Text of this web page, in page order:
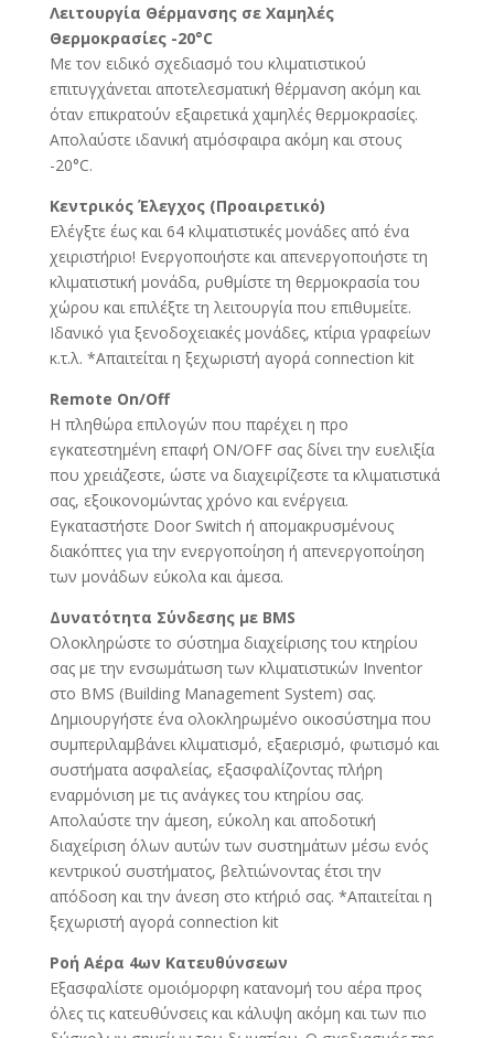
Λειτουργία Θέρμανσης σε Χαμηλές
Θερμοκρασίες -20°C
Με τον ειδικό σχεδιασμό του κλιματιστικού
επιτυγχάνεται αποτελεσματική θέρμανση ακόμη και
όταν επικρατούν εξαιρετικά χαμηλές θερμοκρασίες.
Απολαύστε ιδανική ατμόσφαιρα ακόμη και στους
-20°C.
Κεντρικός Έλεγχος (Προαιρετικό)
Ελέγξτε έως και 64 κλιματιστικές μονάδες από ένα
χειριστήριο! Ενεργοποιήστε και απενεργοποιήστε τη
κλιματιστική μονάδα, ρυθμίστε τη θερμοκρασία του
χώρου και επιλέξτε τη λειτουργία που επιθυμείτε.
Ιδανικό για ξενοδοχειακές μονάδες, κτίρια γραφείων
κ.τ.λ. *Απαιτείται η ξεχωριστή αγορά connection kit
Remote On/Off
Η πληθώρα επιλογών που παρέχει η προ
εγκατεστημένη επαφή ON/OFF σας δίνει την ευελιξία
που χρειάζεστε, ώστε να διαχειρίζεστε τα κλιματιστικά
σας, εξοικονομώντας χρόνο και ενέργεια.
Εγκαταστήστε Door Switch ή απομακρυσμένους
διακόπτες για την ενεργοποίηση ή απενεργοποίηση
των μονάδων εύκολα και άμεσα.
Δυνατότητα Σύνδεσης με BMS
Ολοκληρώστε το σύστημα διαχείρισης του κτηρίου
σας με την ενσωμάτωση των κλιματιστικών Inventor
στο BMS (Building Management System) σας.
Δημιουργήστε ένα ολοκληρωμένο οικοσύστημα που
συμπεριλαμβάνει κλιματισμό, εξαερισμό, φωτισμό και
συστήματα ασφαλείας, εξασφαλίζοντας πλήρη
εναρμόνιση με τις ανάγκες του κτηρίου σας.
Απολαύστε την άμεση, εύκολη και αποδοτική
διαχείριση όλων αυτών των συστημάτων μέσω ενός
κεντρικού συστήματος, βελτιώνοντας έτσι την
απόδοση και την άνεση στο κτήριό σας. *Απαιτείται η
ξεχωριστή αγορά connection kit
Ροή Αέρα 4ων Κατευθύνσεων
Εξασφαλίστε ομοιόμορφη κατανομή του αέρα προς
όλες τις κατευθύνσεις και κάλυψη ακόμη και των πιο